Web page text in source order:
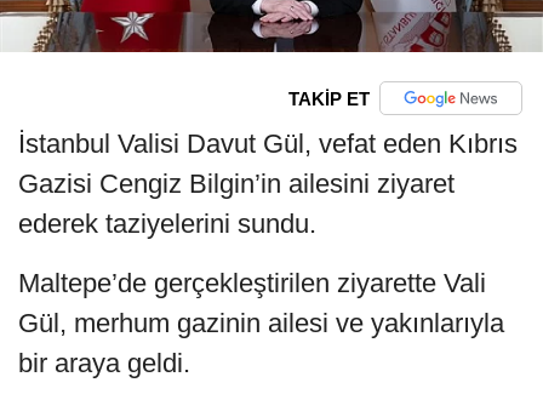
TAKİP ET
İstanbul Valisi Davut Gül, vefat eden Kıbrıs
Gazisi Cengiz Bilgin’in ailesini ziyaret
ederek taziyelerini sundu.
Maltepe’de gerçekleştirilen ziyarette Vali
Gül, merhum gazinin ailesi ve yakınlarıyla
bir araya geldi.